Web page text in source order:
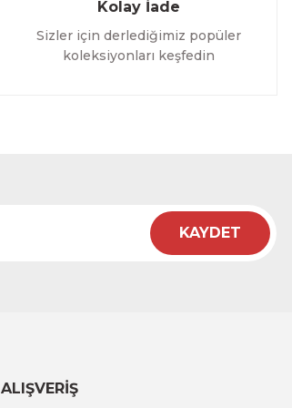
Kolay İade
Sizler için derlediğimiz popüler
koleksiyonları keşfedin
KAYDET
ALIŞVERİŞ